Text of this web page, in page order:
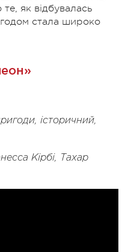
як відбувалась
стала широко
історичний,
Кірбі, Тахар